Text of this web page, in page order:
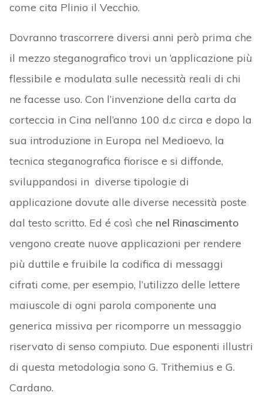
come cita Plinio il Vecchio.
Dovranno trascorrere diversi anni però prima che
il mezzo steganografico trovi un ‘applicazione più
flessibile e modulata sulle necessità reali di chi
ne facesse uso. Con l’invenzione della carta da
corteccia in Cina nell’anno 100 d.c circa e dopo la
sua introduzione in Europa nel Medioevo, la
tecnica steganografica fiorisce e si diffonde,
sviluppandosi in diverse tipologie di
applicazione dovute alle diverse necessità poste
dal testo scritto. Ed é così che nel Rinascimento
vengono create nuove applicazioni per rendere
più duttile e fruibile la codifica di messaggi
cifrati come, per esempio, l’utilizzo delle lettere
maiuscole di ogni parola componente una
generica missiva per ricomporre un messaggio
riservato di senso compiuto. Due esponenti illustri
di questa metodologia sono G. Trithemius e G.
Cardano.